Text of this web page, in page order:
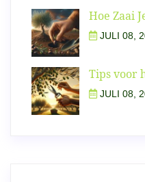
Hoe Zaai
JULI 08,
Tips voor
JULI 08,